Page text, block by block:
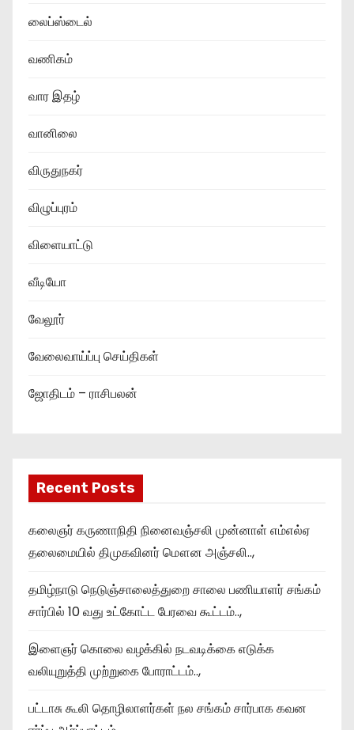
லைப்ஸ்டைல்
வணிகம்
வார இதழ்
வானிலை
விருதுநகர்
விழுப்புரம்
விளையாட்டு
வீடியோ
வேலூர்
வேலைவாய்ப்பு செய்திகள்
ஜோதிடம் – ராசிபலன்
Recent Posts
கலைஞர் கருணாநிதி நினைவஞ்சலி முன்னாள் எம்எல்ஏ
தலைமையில் திமுகவினர் மௌன அஞ்சலி..,
தமிழ்நாடு நெடுஞ்சாலைத்துறை சாலை பணியாளர் சங்கம்
சார்பில் 10 வது உட்கோட்ட பேரவை கூட்டம்..,
இளைஞர் கொலை வழக்கில் நடவடிக்கை எடுக்க
வலியுறுத்தி முற்றுகை போராட்டம்..,
பட்டாசு கூலி தொழிலாளர்கள் நல சங்கம் சார்பாக கவன